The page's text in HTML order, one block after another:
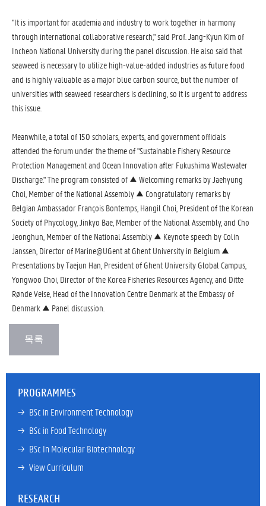
"It is important for academia and industry to work together in harmony
through international collaborative research," said Prof. Jang-Kyun Kim of
Incheon National University during the panel discussion. He also said that
seaweed is necessary to utilize high-value-added industries as future food
and is highly valuable as a major blue carbon source, but the number of
universities with seaweed researchers is declining, so it is urgent to address
this issue.
Meanwhile, a total of 150 scholars, experts, and government officials
attended the forum under the theme of "Sustainable Fishery Resource
Protection Management and Ocean Innovation after Fukushima Wastewater
Discharge." The program consisted of ▲ Welcoming remarks by Jaehyung
Choi, Member of the National Assembly ▲ Congratulatory remarks by
Belgian Ambassador François Bontemps, Hangil Choi, President of the Korean
Society of Phycology, Jinkyo Bae, Member of the National Assembly, and Cho
Jeonghun, Member of the National Assembly ▲ Keynote speech by Colin
Janssen, Director of Marine@UGent at Ghent University in Belgium ▲
Presentations by Taejun Han, President of Ghent University Global Campus,
Yongwoo Choi, Director of the Korea Fisheries Resources Agency, and Ditte
Rønde Veise, Head of the Innovation Centre Denmark at the Embassy of
Denmark ▲ Panel discussion.
PROGRAMMES
→ BSc in Environment Technology
→ BSc in Food Technology
→ BSc In Molecular Biotechnology
→ View Curriculum
RESEARCH